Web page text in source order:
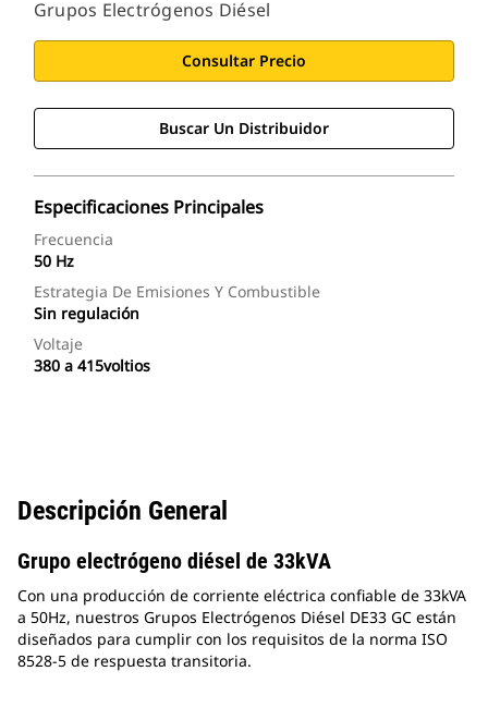
Grupos Electrógenos Diésel
Consultar Precio
Buscar Un Distribuidor
Especificaciones Principales
Frecuencia
50 Hz
Estrategia De Emisiones Y Combustible
Sin regulación
Voltaje
380 a 415voltios
Descripción General
Grupo electrógeno diésel de 33kVA
Con una producción de corriente eléctrica confiable de 33kVA
a 50Hz, nuestros Grupos Electrógenos Diésel DE33 GC están
diseñados para cumplir con los requisitos de la norma ISO
8528-5 de respuesta transitoria.